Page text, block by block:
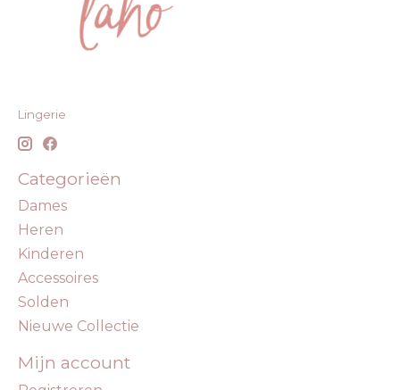
Lingerie
Categorieën
Dames
Heren
Kinderen
Accessoires
Solden
Nieuwe Collectie
Mijn account